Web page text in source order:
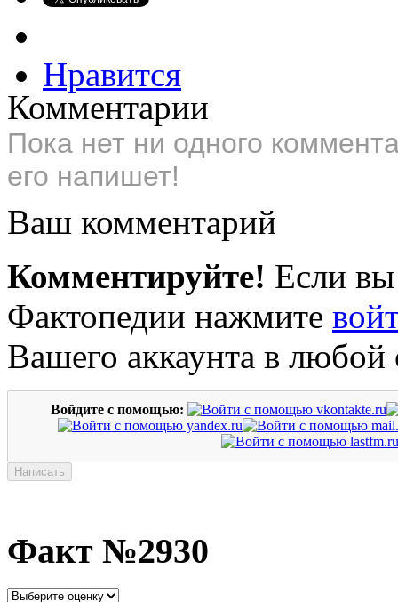
Нравится
Комментарии
Пока нет ни одного
его напишет!
Ваш комментарий
Комментируйте! Если вы
Фактопедии нажмите
Вашего аккаунта в любой
Войдите с помощью:
Факт №2930